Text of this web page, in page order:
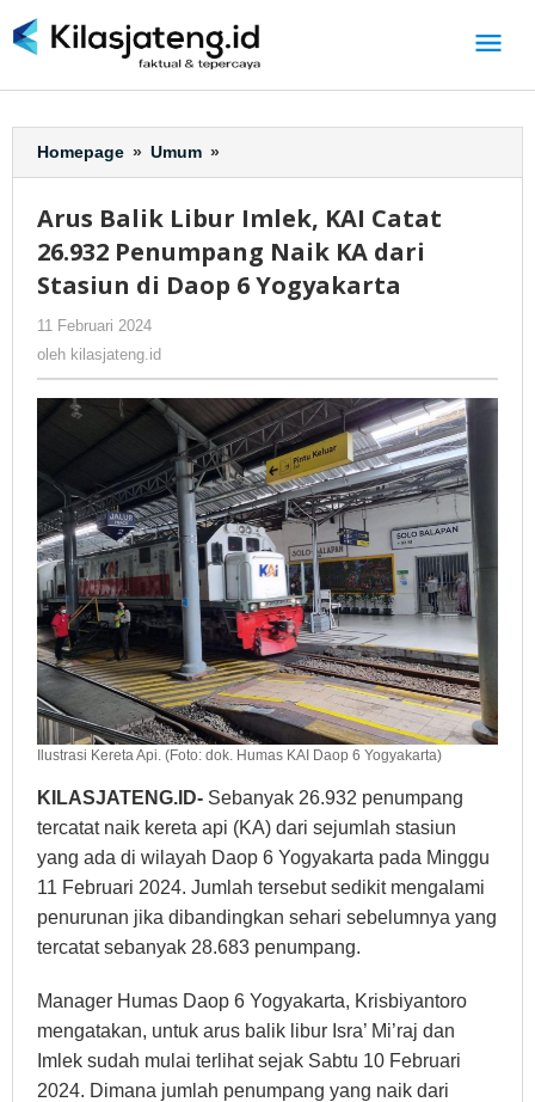
ke
Homepage » Umum »
Balik
Imlek,
KAI
Catat
KA
dari
Stasiun
di
Daop
6
Yogyakarta
Arus Balik Libur Imlek, KAI Catat
26.932 Penumpang Naik KA dari
Stasiun di Daop 6 Yogyakarta
11 Februari 2024
oleh kilasjateng.id
Ilustrasi Kereta Api. (Foto: dok. Humas KAI Daop 6 Yogyakarta)
KILASJATENG.ID- Sebanyak 26.932 penumpang
tercatat naik kereta api (KA) dari sejumlah stasiun
yang ada di wilayah Daop 6 Yogyakarta pada Minggu
11 Februari 2024. Jumlah tersebut sedikit mengalami
penurunan jika dibandingkan sehari sebelumnya yang
tercatat sebanyak 28.683 penumpang.
Manager Humas Daop 6 Yogyakarta, Krisbiyantoro
mengatakan, untuk arus balik libur Isra’ Mi’raj dan
Imlek sudah mulai terlihat sejak Sabtu 10 Februari
2024. Dimana jumlah penumpang yang naik dari